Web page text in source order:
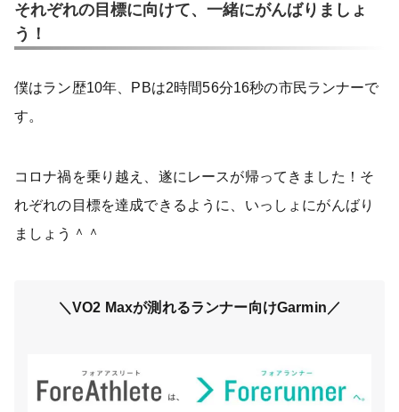
それぞれの目標に向けて、一緒にがんばりましょ
う！
僕はラン歴10年、PBは2時間56分16秒の市民ランナーで
す。
コロナ禍を乗り越え、遂にレースが帰ってきました！そ
れぞれの目標を達成できるように、いっしょにがんばり
ましょう＾＾
＼VO2 Maxが測れるランナー向けGarmin／